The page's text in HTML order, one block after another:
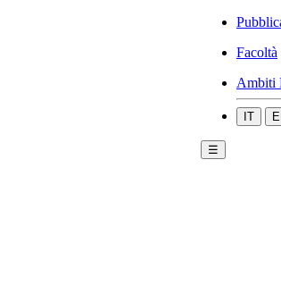
Facoltà
Ambiti
IT
☰